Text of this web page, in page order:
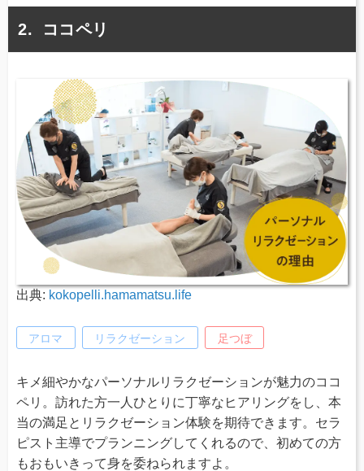
ココペリ
出典: kokopelli.hamamatsu.life
アロマ リラクゼーション 足つぼ
キメ細やかなパーソナルリラクゼーションが魅力のココ
ペリ。訪れた方一人ひとりに丁寧なヒアリングをし、本
当の満足とリラクゼーション体験を期待できます。セラ
ピスト主導でプランニングしてくれるので、初めての方
もおもいきって身を委ねられますよ。